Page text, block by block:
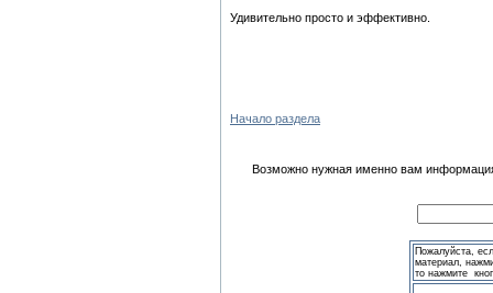
Удивительно просто и эффективно.
Начало раздела
Возможно нужная именно вам
Пожалуйста,
материал,
то нажмите